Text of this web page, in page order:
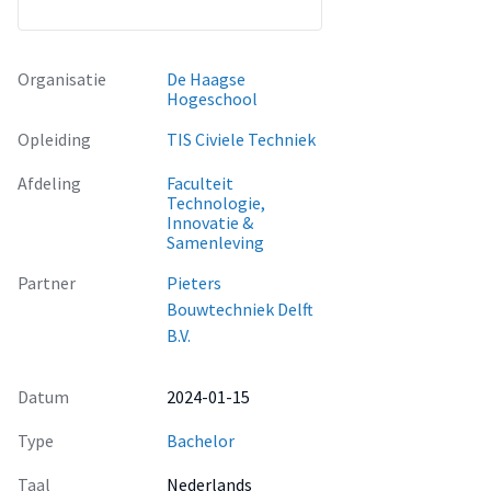
duurzaamheidsberekeningen wordt onderzocht of er
alternatieve opties zijn om de milieuscore verder te
Organisatie
De Haagse
Hogeschool
Opleiding
TIS Civiele Techniek
Afdeling
Faculteit
Technologie,
Innovatie &
Samenleving
Partner
Pieters
Bouwtechniek Delft
B.V.
Datum
2024-01-15
Type
Bachelor
Taal
Nederlands